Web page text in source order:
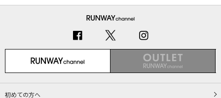
初めての方へ